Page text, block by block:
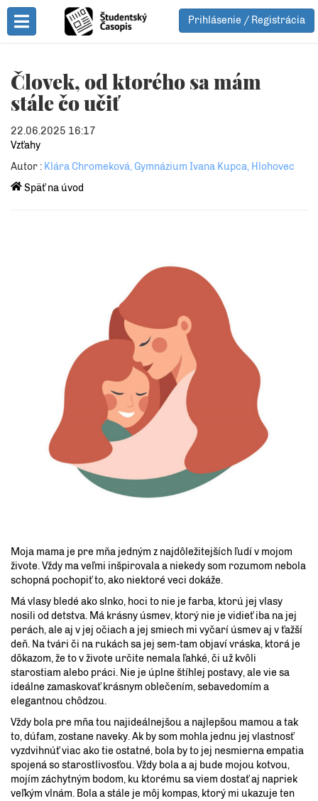
Toggle Menu
Prihlásenie / Registrácia
Človek, od ktorého sa mám
stále čo učiť
22.06.2025 16:17
Vzťahy
Autor : Klára Chromeková, Gymnázium Ivana Kupca, Hlohovec
Späť na úvod
Moja mama je pre mňa jedným z najdôležitejších ľudí v mojom
živote. Vždy ma veľmi inšpirovala a niekedy som rozumom nebola
schopná pochopiť to, ako niektoré veci dokáže.
Má vlasy bledé ako slnko, hoci to nie je farba, ktorú jej vlasy
nosili od detstva. Má krásny úsmev, ktorý nie je vidieť iba na jej
perách, ale aj v jej očiach a jej smiech mi vyčarí úsmev aj v ťažší
deň. Na tvári či na rukách sa jej sem-tam objaví vráska, ktorá je
dôkazom, že to v živote určite nemala ľahké, či už kvôli
starostiam alebo práci. Nie je úplne štíhlej postavy, ale vie sa
ideálne zamaskovať krásnym oblečením, sebavedomím a
elegantnou chôdzou.
Vždy bola pre mňa tou najideálnejšou a najlepšou mamou a tak
to, dúfam, zostane naveky. Ak by som mohla jednu jej vlastnosť
vyzdvihnúť viac ako tie ostatné, bola by to jej nesmierna empatia
spojená so starostlivosťou. Vždy bola a aj bude mojou kotvou,
mojím záchytným bodom, ku ktorému sa viem dostať aj napriek
veľkým vlnám. Bola a stále je môj kompas, ktorý mi ukazuje ten